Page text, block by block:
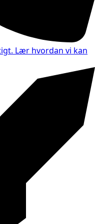
Lær hvordan vi kan